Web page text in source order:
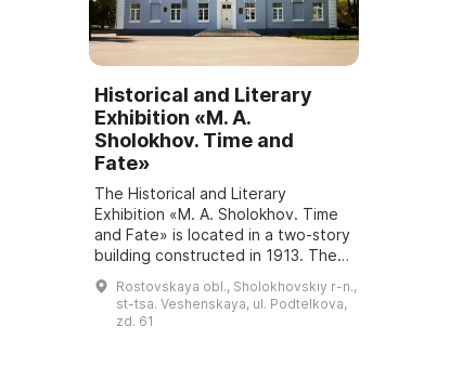
Historical and Literary
Exhibition «M. A.
Sholokhov. Time and
Fate»
The Historical and Literary
Exhibition «M. A. Sholokhov. Time
and Fate» is located in a two-story
building constructed in 1913. The
same building housed the
gymnasium where M. A. Sholokhov
studied fro...
Rostovskaya obl., Sholokhovskiy r-n.,
st-tsa. Veshenskaya, ul. Podtelkova,
zd. 61